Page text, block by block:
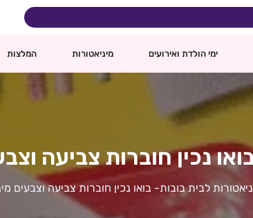
ימי הולדת ואירועים מיניאטורות המלצות
נכין חוברות צביעה
לבית בובות- בואו נכין חוברות צביעה וצבעים